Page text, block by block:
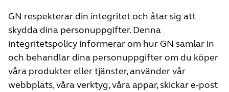
GN respekterar din integritet och åtar sig att
skydda dina personuppgifter. Denna
integritetspolicy informerar om hur GN samlar in
och behandlar dina personuppgifter om du köper
våra produkter eller tjänster, använder vår
webbplats, våra verktyg, våra appar, skickar e-post